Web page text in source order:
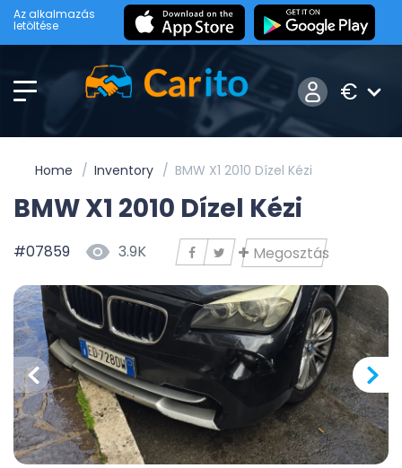
Az alkalmazás
letöltése
€
Home Inventory BMW X1 2010 Dízel Kézi
BMW X1 2010 Dízel Kézi
#07859 3.9K Megosztás